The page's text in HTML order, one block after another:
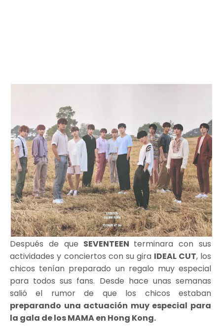
Después de que SEVENTEEN terminara con sus
actividades y conciertos con su gira IDEAL CUT, los
chicos tenían preparado un regalo muy especial
para todos sus fans. Desde hace unas semanas
salió el rumor de que los chicos estaban
preparando una actuación muy especial para
la gala de los MAMA en Hong Kong.